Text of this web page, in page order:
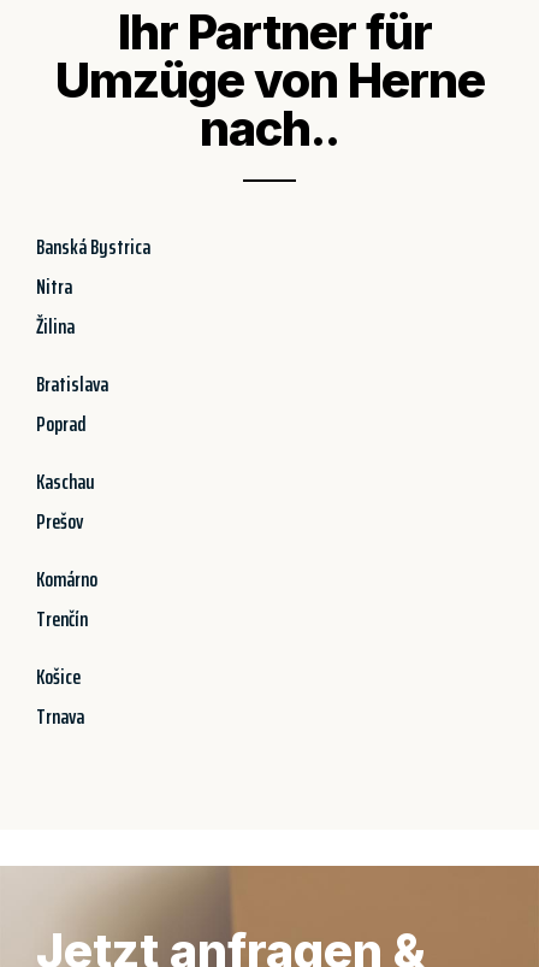
Ihr Partner für
Umzüge von Herne
nach..
Banská Bystrica
Nitra
Žilina
Bratislava
Poprad
Kaschau
Prešov
Komárno
Trenčín
Košice
Trnava
Jetzt anfragen &